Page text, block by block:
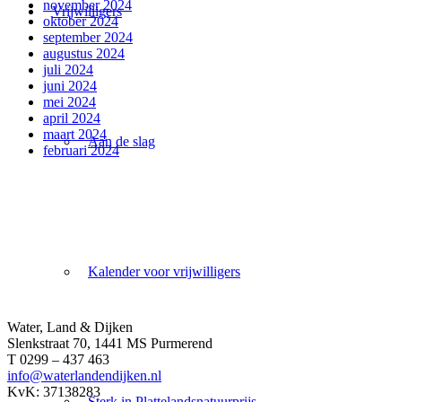
Vrijwilligers
Aan de slag
Kalender voor vrijwilligers
november 2024
oktober 2024
september 2024
augustus 2024
juli 2024
juni 2024
mei 2024
april 2024
maart 2024
februari 2024
Water, Land & Dijken
Slenkstraat 70, 1441 MS Purmerend
T 0299 – 437 463
info@waterlandendijken.nl
KvK: 37138283